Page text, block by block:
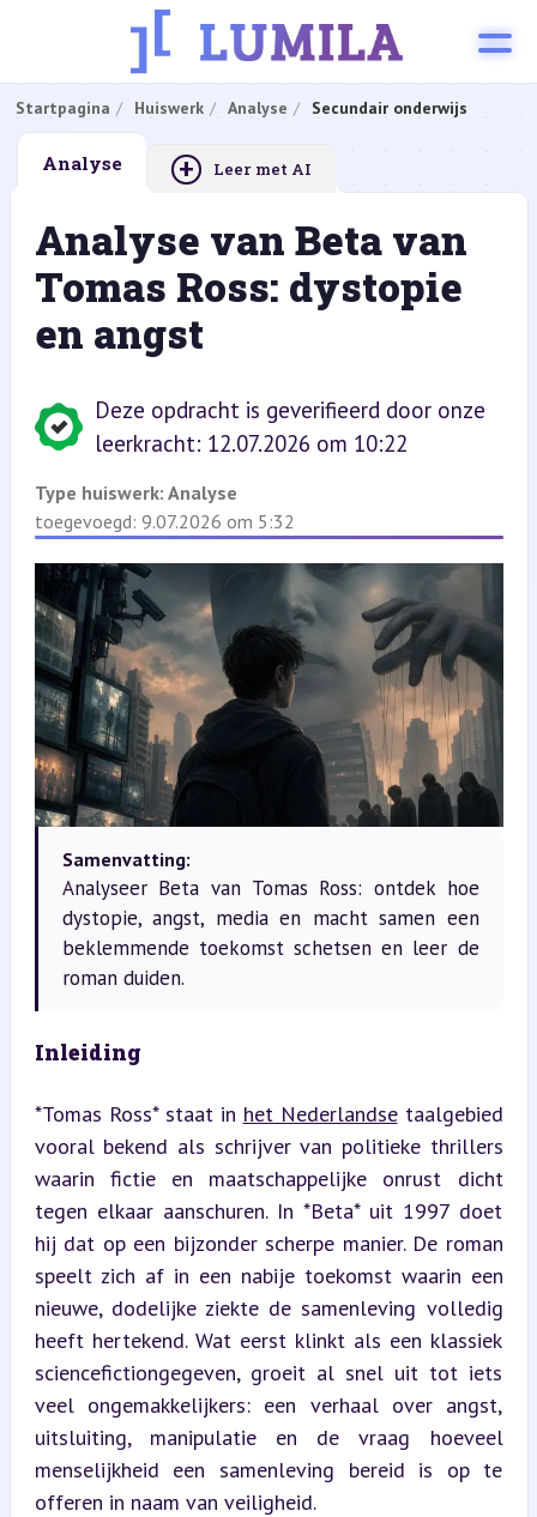
Startpagina Huiswerk Analyse Secundair onderwijs
Analyse + Leer met AI
Analyse van Beta van
Tomas Ross: dystopie
en angst
Deze opdracht is geverifieerd door onze
leerkracht: 12.07.2026 om 10:22
Type huiswerk: Analyse
toegevoegd: 9.07.2026 om 5:32
Samenvatting:
Analyseer Beta van Tomas Ross: ontdek hoe
dystopie, angst, media en macht samen een
beklemmende toekomst schetsen en leer de
roman duiden.
Inleiding
*Tomas Ross* staat in het Nederlandse taalgebied
vooral bekend als schrijver van politieke thrillers
waarin fictie en maatschappelijke onrust dicht
tegen elkaar aanschuren. In *Beta* uit 1997 doet
hij dat op een bijzonder scherpe manier. De roman
speelt zich af in een nabije toekomst waarin een
nieuwe, dodelijke ziekte de samenleving volledig
heeft hertekend. Wat eerst klinkt als een klassiek
sciencefictiongegeven, groeit al snel uit tot iets
veel ongemakkelijkers: een verhaal over angst,
uitsluiting, manipulatie en de vraag hoeveel
menselijkheid een samenleving bereid is op te
offeren in naam van veiligheid.